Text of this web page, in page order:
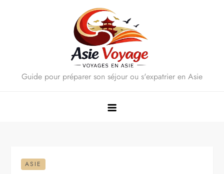
Guide pour préparer son séjour ou s'expatrier en Asie
ASIE